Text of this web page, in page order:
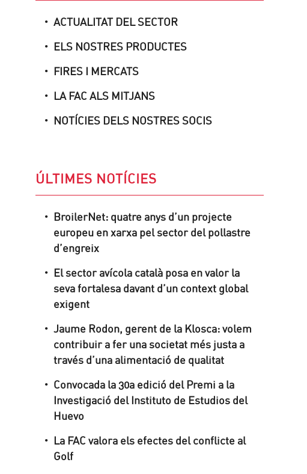
ACTUALITAT DEL SECTOR
ELS NOSTRES PRODUCTES
FIRES I MERCATS
LA FAC ALS MITJANS
NOTÍCIES DELS NOSTRES SOCIS
ÚLTIMES NOTÍCIES
BroilerNet: quatre anys d’un projecte
europeu en xarxa pel sector del pollastre
d’engreix
El sector avícola català posa en valor la
seva fortalesa davant d’un context global
exigent
Jaume Rodon, gerent de la Klosca: volem
contribuir a fer una societat més justa a
través d’una alimentació de qualitat
Convocada la 30a edició del Premi a la
Investigació del Instituto de Estudios del
Huevo
La FAC valora els efectes del conflicte al
Golf